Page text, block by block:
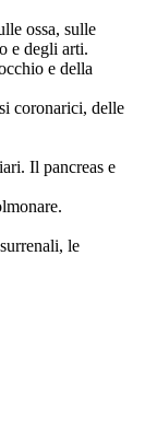
ossa, sulle
e degli arti.
e della
coronarici, delle
Il pancreas e
le